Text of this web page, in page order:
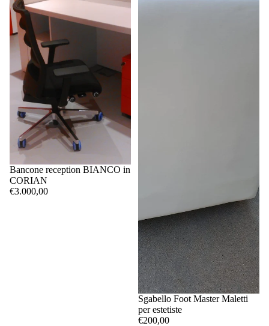
Bancone reception BIANCO in
CORIAN
€3.000,00
Sgabello Foot Master Maletti
per estetiste
€200,00